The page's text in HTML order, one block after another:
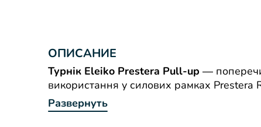
ОПИСАНИЕ
Турнік Eleiko Prestera Pull-up —
використання у силових рамках Prestera
Развернуть